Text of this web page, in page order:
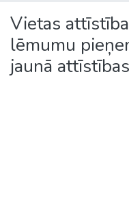
Vietas
lēmumu
jaunā